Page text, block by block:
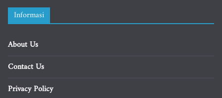
Informasi
About Us
Contact Us
Privacy Policy